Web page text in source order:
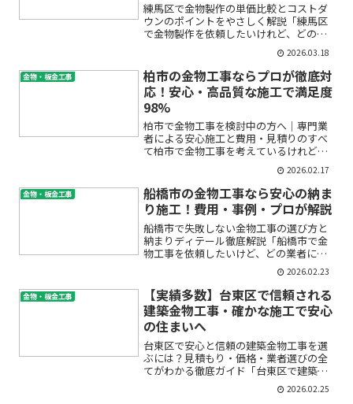
練馬区で金物製作の単価比較とコストダ
ウンのポイントをやさしく解説「練馬区
で金物製作を依頼したいけれど、どのく
らいの費用がかかるの？」「見積もりの
単価は何を基準に決まるの？」「費用を
抑えるコツはあるのだろうか？」――このよ
うなお悩みをお持ちで...
2026.03.18
金物・板金工事
柏市の金物工事ならプロが徹底対
応！安心・高品質な施工で満足度
98%
柏市で金物工事を検討中の方へ｜専門業
者による安心施工と費用・見積りのすべ
て柏市で金物工事を考えているけれど、
「どこに頼めばいい？」「費用はどれく
らいかかる？」「信頼できる業者の選び
方が分からない…」と悩んでいません
か。金物工事と言っても、手...
2026.02.17
金物・板金工事
船橋市の金物工事なら安心の納ま
り施工！費用・事例・プロが解説
船橋市で失敗しない金物工事の選び方と
納まりディテール徹底解説「船橋市で金
物工事を依頼したいけど、どの業者に頼
めば安心なの？」「納まりって何？きれ
いに仕上がるの？」――こんなお悩みをお持
ちではありませんか。初めての方には、
建築金物や納まりディ...
2026.02.23
金物・板金工事
【実績多数】台東区で信頼される
建築金物工事・確かな施工で安心
の住まいへ
台東区で安心と信頼の建築金物工事を選
ぶには？見積もり・価格・業者選びの全
てがわかる徹底ガイド「台東区で建築金
物工事を依頼したいけど、どこに頼めば
いいかわからない」「見積もりや価格、
2026.02.25